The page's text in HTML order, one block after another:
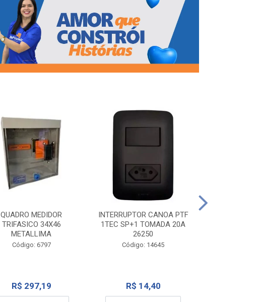
QUADRO MEDIDOR
TRIFASICO 34X46
METALLIMA
Código: 6797
R$ 297,19
INTERRUPTOR CANOA PTF
1TEC SP+1 TOMADA 20A
26250
Código: 14645
R$ 14,40